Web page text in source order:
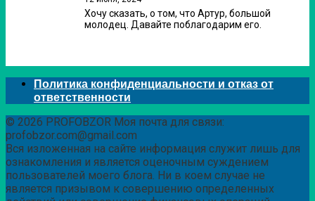
Хочу сказать, о том, что Артур, большой
молодец. Давайте поблагодарим его.
Политика конфиденциальности и отказ от
ответственности
© 2026 PROFOBZOR Моя почта для связи:
profobzor.com@gmail.com
Вся изложенная на сайте информация служит лишь для
ознакомления и является оценочным суждением
пользователей моего блога. Ни в коем случае не
является призывом к совершению определенных